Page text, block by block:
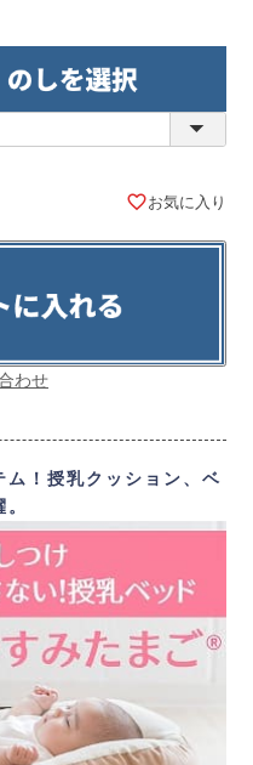
お気に入り
わせ
ム！授乳クッション、ベ